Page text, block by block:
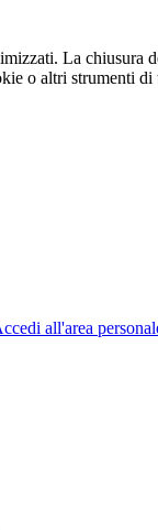
La chiusura
o altri strumenti
all'area